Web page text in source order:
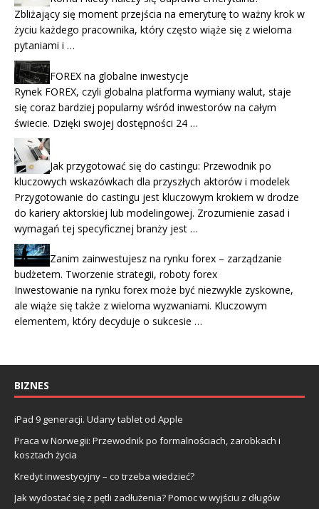
Zbliżający się moment przejścia na emeryturę to ważny krok w
życiu każdego pracownika, który często wiąże się z wieloma
pytaniami i …
FOREX na globalne inwestycje
Rynek FOREX, czyli globalna platforma wymiany walut, staje
się coraz bardziej popularny wśród inwestorów na całym
świecie. Dzięki swojej dostępności 24 …
Jak przygotować się do castingu: Przewodnik po
kluczowych wskazówkach dla przyszłych aktorów i modelek
Przygotowanie do castingu jest kluczowym krokiem w drodze
do kariery aktorskiej lub modelingowej. Zrozumienie zasad i
wymagań tej specyficznej branży jest …
Zanim zainwestujesz na rynku forex – zarządzanie
budżetem. Tworzenie strategii, roboty forex
Inwestowanie na rynku forex może być niezwykle zyskowne,
ale wiąże się także z wieloma wyzwaniami. Kluczowym
elementem, który decyduje o sukcesie …
BIZNES
iPad 9 generacji. Udany tablet od Apple
Praca w Norwegii: Przewodnik po formalnościach, zarobkach i
kosztach życia
Kredyt inwestycyjny – co trzeba wiedzieć?
Jak wydostać się z pętli zadłużenia? Pomoc w wyjściu z długów